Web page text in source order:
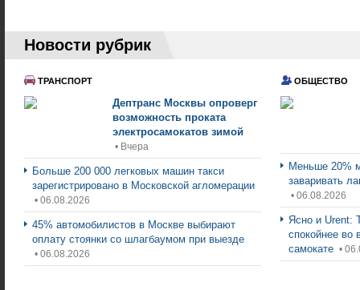
Новости рубрик
ТРАНСПОРТ
Дептранс Москвы опроверг
возможность проката
электросамокатов зимой
• Вчера
Больше 200 000 легковых машин такси
зарегистрировано в Московской агломерации
• 06.08.2026
45% автомобилистов в Москве выбирают
оплату стоянки со шлагбаумом при выезде
• 06.08.2026
ОБЩЕСТВО
Меньше 20%
заваривать
• 06.08.2026
Ясно и Urent:
спокойнее во
самокате •